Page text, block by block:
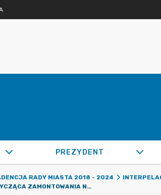
PREZYDENT
RADY MIASTA 2018 - 2024
INTERP. DOTYCZĄCA ZAMONTOWANIA NA NAJWIĘKSZYCH SKRZYŻOWANIACH W ŻORACH "SEKUNDNIKÓW".